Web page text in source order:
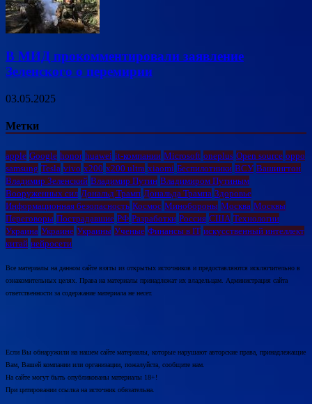
В МИД прокомментировали заявление
Зеленского о перемирии
03.05.2025
Метки
apple Google honor huawei it-компании Microsoft oneplus Open source oppo
samsung Tesla vivo x200 x200 ultra xiaomi Беспилотники ВСУ Вашингтон
Владимир Зеленский Владимир Путин Владимиром Путиным
Вооруженных сил Дональд Трамп Дональда Трампа Здоровье
Информационная безопасность Космос Минобороны Москва Москвы
Переговоры Пострадавшие РФ Разработки Россия США Технологии
Украина Украине Украины Ученые Финансы в IT искусственный интеллект
китай нейросети
Все материалы на данном сайте взяты из открытых источников и предоставляются исключительно в
ознакомительных целях. Права на материалы принадлежат их владельцам. Администрация сайта
ответственности за содержание материала не несет.
Если Вы обнаружили на нашем сайте материалы, которые нарушают авторские права, принадлежащие
Вам, Вашей компании или организации, пожалуйста, сообщите нам.
На сайте могут быть опубликованы материалы 18+!
При цитировании ссылка на источник обязательна.